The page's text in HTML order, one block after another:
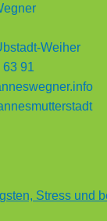
Weiher
63 91
Stress und